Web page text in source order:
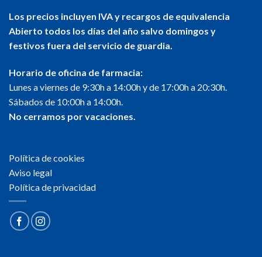
Los precios incluyen IVA y recargos de equivalencia
Abierto todos los días del año salvo domingos y
festivos fuera del servicio de guardia.
Horario de oficina de farmacia:
Lunes a viernes de 9:30h a 14:00h y de 17:00h a 20:30h.
Sábados de 10:00h a 14:00h.
No cerramos por vacaciones.
Política de cookies
Aviso legal
Política de privacidad